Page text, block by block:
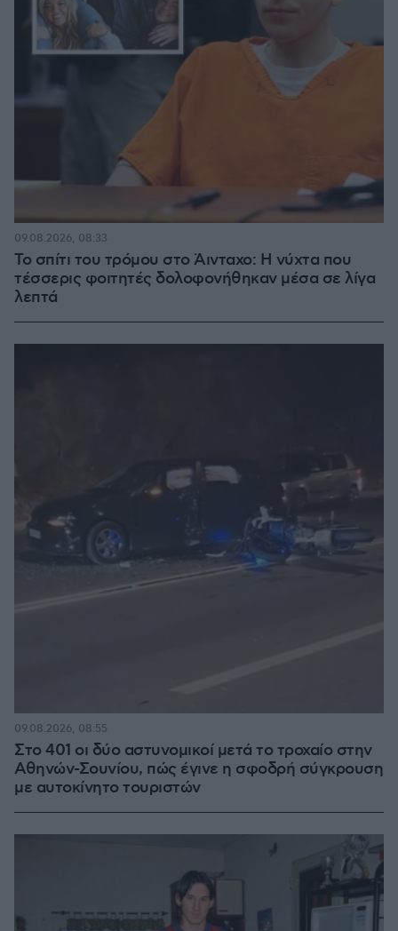
Το σπίτι του τρόμου στο Άινταχο: Η νύχτα που
τέσσερις φοιτητές δολοφονήθηκαν μέσα σε λίγα
λεπτά
09.08.2026, 08:33
Στο 401 οι δύο αστυνομικοί μετά το τροχαίο στην
Αθηνών-Σουνίου, πώς έγινε η σφοδρή σύγκρουση
με αυτοκίνητο τουριστών
09.08.2026, 08:55